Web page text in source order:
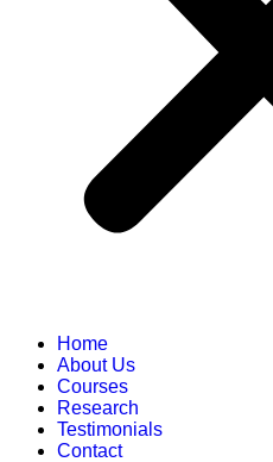
Home
About Us
Courses
Research
Testimonials
Contact